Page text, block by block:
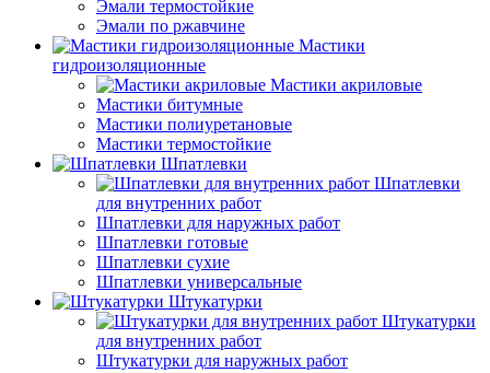
Эмали термостойкие
Эмали по ржавчине
Мастики
гидроизоляционные
Мастики акриловые
Мастики битумные
Мастики полиуретановые
Мастики термостойкие
Шпатлевки
Шпатлевки
для внутренних работ
Шпатлевки для наружных работ
Шпатлевки готовые
Шпатлевки сухие
Шпатлевки универсальные
Штукатурки
Штукатурки
для внутренних работ
Штукатурки для наружных работ